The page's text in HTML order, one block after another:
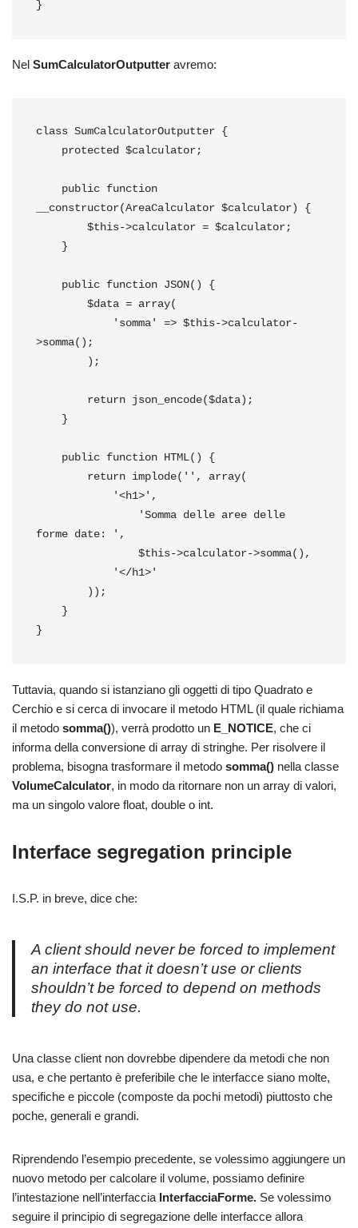
}
Nel SumCalculatorOutputter avremo:
class SumCalculatorOutputter {
__constructor(AreaCalculator $calculator) {
>somma();
forme date: ',
}
Tuttavia, quando si istanziano gli oggetti di tipo Quadrato e
Cerchio e si cerca di invocare il metodo HTML (il quale richiama
il metodo somma()), verrà prodotto un E_NOTICE, che ci
informa della conversione di array di stringhe. Per risolvere il
problema, bisogna trasformare il metodo somma() nella classe
VolumeCalculator, in modo da ritornare non un array di valori,
ma un singolo valore float, double o int.
Interface segregation principle
I.S.P. in breve, dice che:
A client should never be forced to implement
an interface that it doesn’t use or clients
shouldn’t be forced to depend on methods
they do not use.
Una classe client non dovrebbe dipendere da metodi che non
usa, e che pertanto è preferibile che le interfacce siano molte,
specifiche e piccole (composte da pochi metodi) piuttosto che
poche, generali e grandi.
Riprendendo l’esempio precedente, se volessimo aggiungere un
nuovo metodo per calcolare il volume, possiamo definire
l’intestazione nell’interfaccia InterfacciaForme. Se volessimo
seguire il principio di segregazione delle interfacce allora